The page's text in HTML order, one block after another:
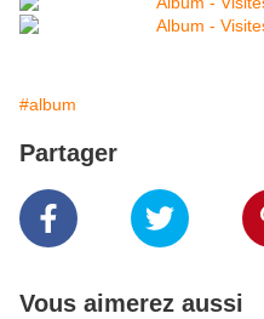
#album
Partager
Vous aimerez aussi